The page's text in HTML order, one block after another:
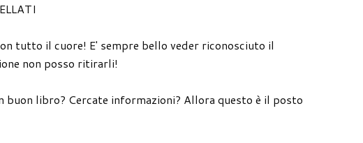
tutto il cuore! E' sempre bello veder riconosciuto il
non posso ritirarli!
buon libro? Cercate informazioni? Allora questo è il posto